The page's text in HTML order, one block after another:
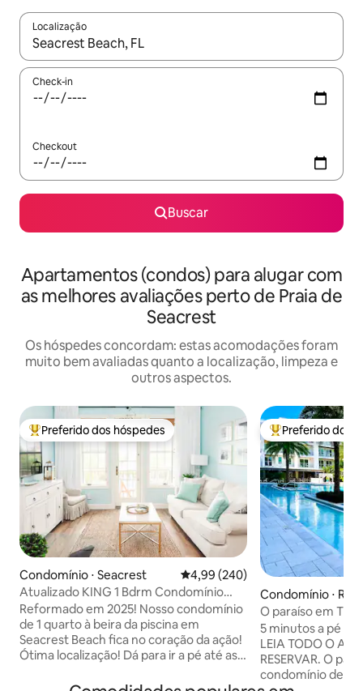
Localização
Quando os resultados estiverem disponíveis, explore-os
Check-in
Checkout
Buscar
Apartamentos (condos) para alugar com
as melhores avaliações perto de Praia de
Seacrest
Os hóspedes concordam: estas acomodações foram
muito bem avaliadas quanto a localização, limpeza e
outros aspectos.
Entre os melhores preferidos dos hóspedes
Preferido dos hóspedes
Condomínio ⋅ Seacrest 4,99 de uma avaliação média de
4,99 (240)
Atualizado KING 1 Bdrm Condomínio
Varanda, Equipamentos para Bebês,
Piscina
Reformado em 2025! Nosso condomínio
de 1 quarto à beira da piscina em
Seacrest Beach fica no coração da ação!
Ótima localização! Dá para ir a pé até as
e Alys Beach. Nosso condomínio é
Entre os
Preferido dos
Condomínio ⋅
ch
O paraíso em
Rosemary Beach
5 minutos a pé da
LEIA TODO O
RESERVAR. O
condomínio de 2